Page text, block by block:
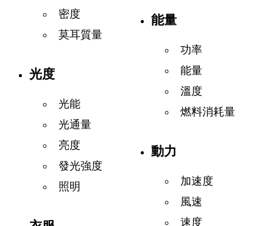
密度
莫耳質量
光度
光能
光通量
亮度
發光強度
照明
能量
功率
能量
溫度
燃料消耗量
動力
加速度
風速
速度